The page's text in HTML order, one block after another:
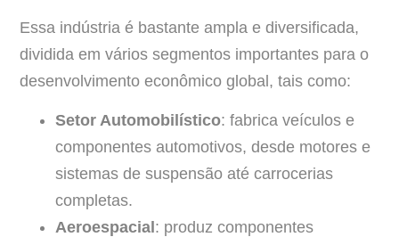
Essa indústria é bastante ampla e diversificada,
dividida em vários segmentos importantes para o
desenvolvimento econômico global, tais como:
Setor Automobilístico: fabrica veículos e
componentes automotivos, desde motores e
sistemas de suspensão até carrocerias
completas.
Aeroespacial : produz componentes